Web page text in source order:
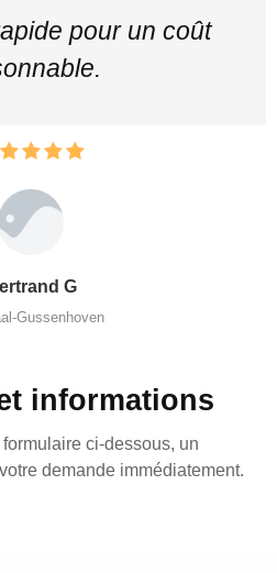
pour un coût
G
Gussenhoven
informations
ci-dessous, un
demande immédiatement.